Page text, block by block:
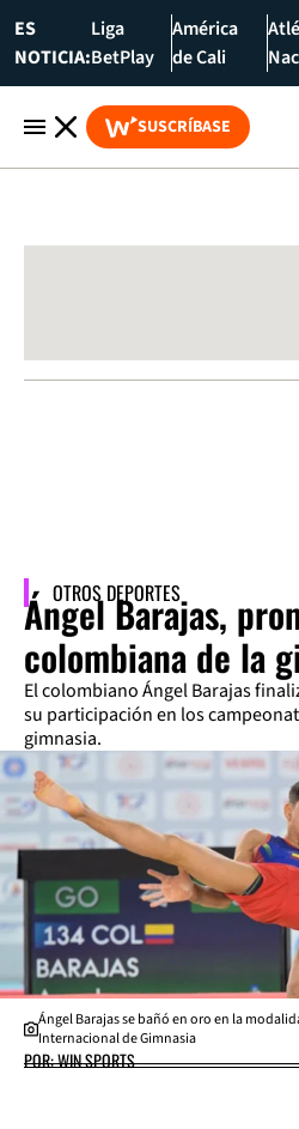
ES
NOTICIA:
Liga
BetPlay
América
de Cali
SUSCRÍBASE
OTROS DEPORTES
Ángel Barajas,
colombiana de la
El colombiano Ángel Barajas
su participación en los
gimnasia.
Ángel Barajas se bañó en oro en la
Internacional de Gimnasia
POR: WIN SPORTS